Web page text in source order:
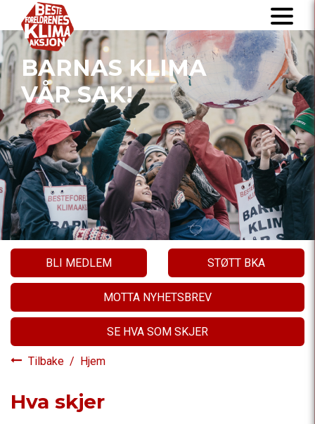
BARNAS KLIMA
VÅR SAK!
BLI MEDLEM STØTT BKA
MOTTA NYHETSBREV
SE HVA SOM SKJER
Tilbake / Hjem
Hva skjer